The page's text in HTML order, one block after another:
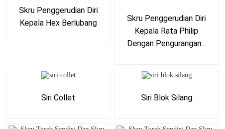
Skru Penggerudian Diri
Kepala Hex Berlubang
Skru Penggerudian Diri
Kepala Rata Philip
Dengan Pengurangan...
Siri Collet Siri Blok Silang